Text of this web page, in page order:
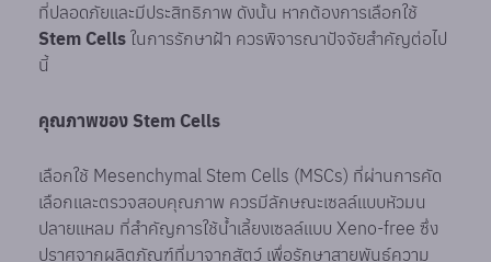
ที่ปลอดภัยและมีประสิทธิภาพ ดังนั้น หากต้องการเลือกใช้
Stem Cells ในการรักษาฝ้า ควรพิจารณาปัจจัยสำคัญต่อไป
นี้
คุณภาพของ Stem Cells
เลือกใช้ Mesenchymal Stem Cells (MSCs) ที่ผ่านการคัด
เลือกและตรวจสอบคุณภาพ ควรมีลักษณะเซลล์แบบหัวมน
ปลายแหลม ที่สำคัญการใช้น้ำเลี้ยงเซลล์แบบ Xeno-free ซึ่ง
ปราศจากผลิตภัณฑ์ที่มาจากสัตว์ เพื่อรักษาสายพันธุ์ความ